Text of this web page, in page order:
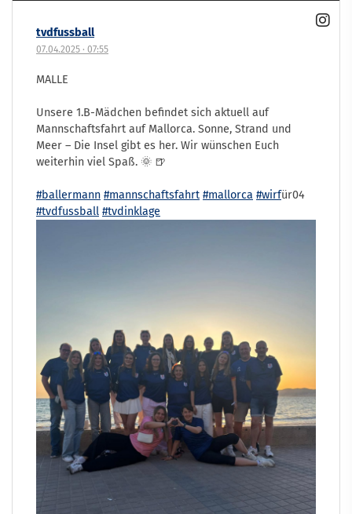
tvdfussball
07.04.2025 · 07:55
MALLE
Unsere 1.B-Mädchen befindet sich aktuell auf
Mannschaftsfahrt auf Mallorca. Sonne, Strand und
Meer – Die Insel gibt es her. Wir wünschen Euch
weiterhin viel Spaß. 🌞 🍺
#ballermann #mannschaftsfahrt #mallorca #wirfür04
#tvdfussball #tvdinklage